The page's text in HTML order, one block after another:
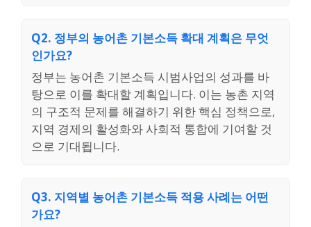
Q2. 정부의 농어촌 기본소득 확대 계획은 무엇
인가요?
정부는 농어촌 기본소득 시범사업의 성과를 바
탕으로 이를 확대할 계획입니다. 이는 농촌 지역
의 구조적 문제를 해결하기 위한 핵심 정책으로,
지역 경제의 활성화와 사회적 통합에 기여할 것
으로 기대됩니다.
Q3. 지역별 농어촌 기본소득 적용 사례는 어떤
가요?